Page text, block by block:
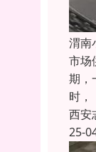
渭南
市场
期，
时，
西安
25-